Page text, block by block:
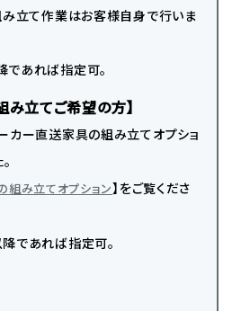
み立て作業はお客様自身で行いま
あれば指定可。
み立てご希望の方】
カー直送家具の組み立てオプショ
組み立てオプション】をご覧くださ
であれば指定可。